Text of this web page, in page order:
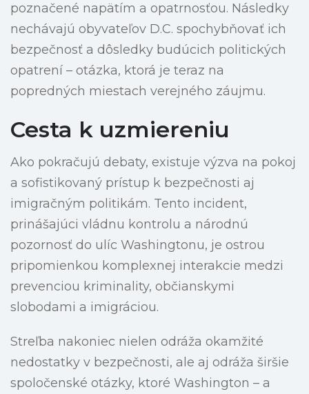
poznačené napätím a opatrnosťou. Následky
nechávajú obyvateľov D.C. spochybňovať ich
bezpečnosť a dôsledky budúcich politických
opatrení – otázka, ktorá je teraz na
popredných miestach verejného záujmu.
Cesta k uzmiereniu
Ako pokračujú debaty, existuje výzva na pokoj
a sofistikovaný prístup k bezpečnosti aj
imigračným politikám. Tento incident,
prinášajúci vládnu kontrolu a národnú
pozornosť do ulíc Washingtonu, je ostrou
pripomienkou komplexnej interakcie medzi
prevenciou kriminality, občianskymi
slobodami a imigráciou.
Streľba nakoniec nielen odráža okamžité
nedostatky v bezpečnosti, ale aj odráža širšie
spoločenské otázky, ktoré Washington – a